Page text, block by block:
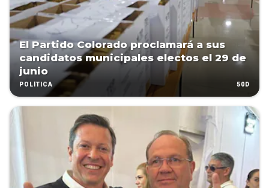
El Partido Colorado proclamará a sus
candidatos municipales electos el 29 de
junio
POLÍTICA 50D